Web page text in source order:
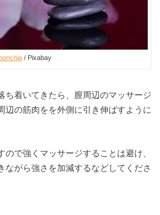
/ Pixabay
ち着いてきたら、膣周辺のマッサージ
辺の筋肉をを外側に引き伸ばすように
で強くマッサージすることは避け、
ながら強さを加減するなどしてくださ